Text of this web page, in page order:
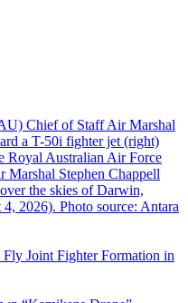
Joint Fighter Formation in